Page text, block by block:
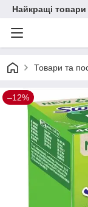
Найкращі товари
Товари та
–12%